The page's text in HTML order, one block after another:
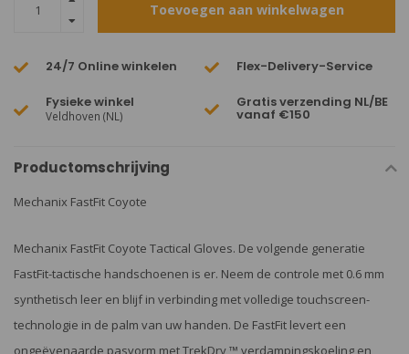
Toevoegen aan winkelwagen
24/7 Online winkelen Flex-Delivery-Service
Fysieke winkel
Veldhoven (NL)
Gratis verzending NL/BE
vanaf €150
Productomschrijving
Mechanix FastFit Coyote
Mechanix FastFit Coyote Tactical Gloves. De volgende generatie
FastFit-tactische handschoenen is er. Neem de controle met 0.6 mm
synthetisch leer en blijf in verbinding met volledige touchscreen-
technologie in de palm van uw handen. De FastFit levert een
ongeëvenaarde pasvorm met TrekDry ™ verdampingskoeling en